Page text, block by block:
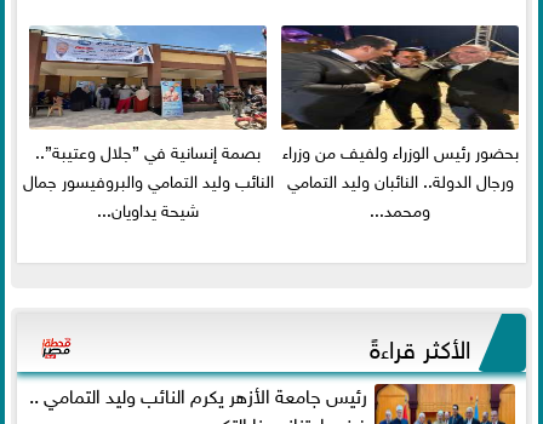
بحضور رئيس الوزراء ولفيف من وزراء
ورجال الدولة.. النائبان وليد التمامي
ومحمد...
بصمة إنسانية في ”جلال وعتيبة”..
النائب وليد التمامي والبروفيسور جمال
شيحة يداويان...
الأكثر قراءةً
رئيس جامعة الأزهر يكرم النائب وليد التمامي ..